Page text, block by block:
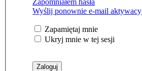
Zapomniałem hasła
Wyślij ponownie e-mail
Zapamiętaj mnie
Ukryj mnie w tej sesji